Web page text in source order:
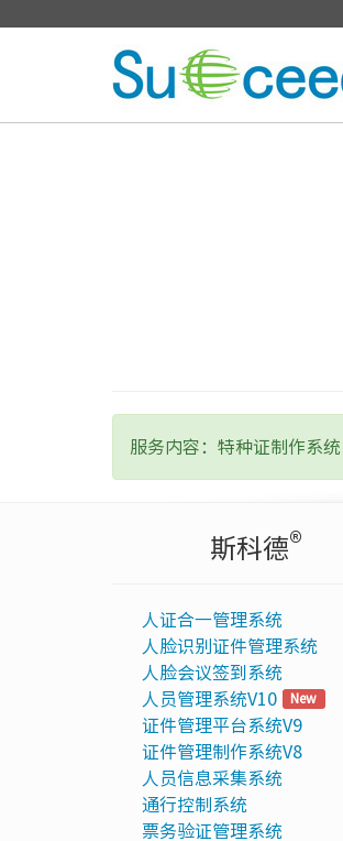
服务内容：特种证制作系统
斯科德®
人证合一管理系统
人脸识别证件管理系统
人脸会议签到系统
人员管理系统V10
New
证件管理平台系统V9
证件管理制作系统V8
人员信息采集系统
通行控制系统
票务验证管理系统